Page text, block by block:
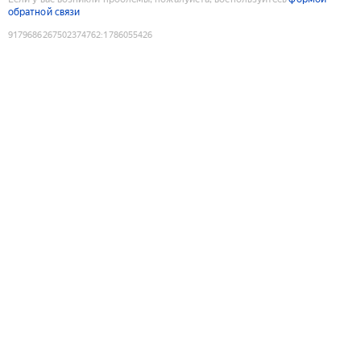
обратной связи
9179686267502374762:1786055426